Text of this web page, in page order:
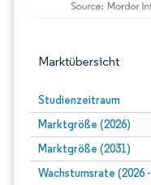
Marktübersicht
Studienzeitraum
Marktgröße (2026)
Marktgröße (2031)
Wachstumsrate (2026 -